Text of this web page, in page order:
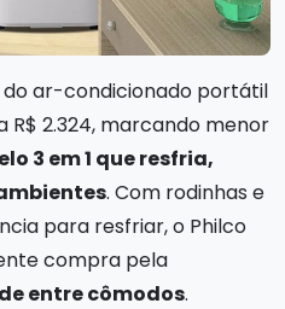
do ar-condicionado portátil
R$ 2.324, marcando menor
3 em 1 que resfria,
. Com rodinhas e
para resfriar, o Philco
compra pela
entre cômodos.